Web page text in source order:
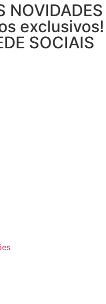
exclusivos!
SOCIAIS